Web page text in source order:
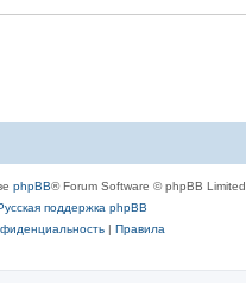
phpBB® Forum Software © phpBB Limited
поддержка phpBB
| Правила